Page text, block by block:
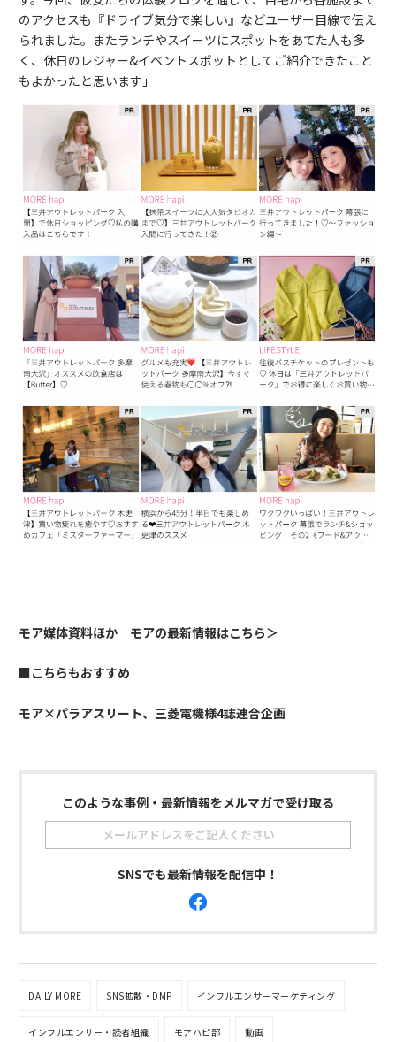
のアクセスも『ドライブ気分で楽しい』などユーザー目線で伝え
られました。またランチやスイーツにスポットをあてた人も多
く、休日のレジャー&イベントスポットとしてご紹介できたこと
もよかったと思います」
モア媒体資料ほか モアの最新情報はこちら＞
■こちらもおすすめ
モア×パラアスリート、三菱電機様4誌連合企画
このような事例・最新情報をメルマガで受け取る
SNSでも最新情報を配信中！
DAILY MORE SNS拡散・DMP インフルエンサーマーケティング
インフルエンサー・読者組織 モアハピ部 動画